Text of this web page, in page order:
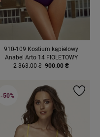
910-109 Kostium kąpielowy
Anabel Arto 14 FIOLETOWY
2 363.00 ₴ 900.00 ₴
-50%